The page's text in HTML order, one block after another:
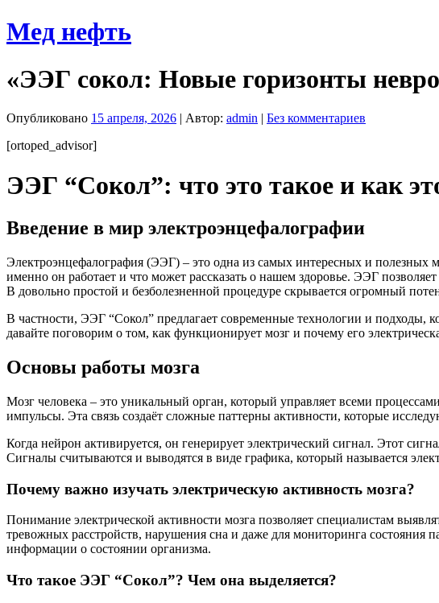
Перейти
к
Мед нефть
«ЭЭГ сокол: Новые горизонты
Опубликовано 15 апреля, 2026 | Автор: admin | Без комментариев
[ortoped_advisor]
ЭЭГ “Сокол”: что это такое и как
Введение в мир электроэнцефалографии
Электроэнцефалография (ЭЭГ) – это одна из самых интересных и
именно он работает и что может рассказать о нашем здоровье. ЭЭГ
В довольно простой и безболезненной процедуре скрывается огромный
В частности, ЭЭГ “Сокол” предлагает современные технологии и подходы,
давайте поговорим о том, как функционирует мозг и почему его
Основы работы мозга
Мозг человека – это уникальный орган, который управляет всеми
импульсы. Эта связь создаёт сложные паттерны активности, которые
Когда нейрон активируется, он генерирует электрический сигнал. Этот
Сигналы считываются и выводятся в виде графика, который называется
Почему важно изучать электрическую активность мозга?
Понимание электрической активности мозга позволяет специалистам
тревожных расстройств, нарушения сна и даже для мониторинга
информации о состоянии организма.
Что такое ЭЭГ “Сокол”? Чем она выделяется?